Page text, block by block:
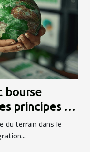
bourse
principes de
dans votre
du terrain dans le